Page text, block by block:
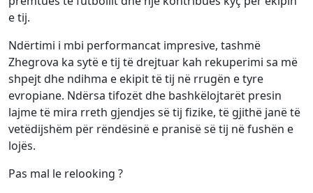
e tij.
Ndërtimi i mbi performancat impresive, tashmë
Zhegrova ka sytë e tij të drejtuar kah rekuperimi sa më
shpejt dhe ndihma e ekipit të tij në rrugën e tyre
evropiane. Ndërsa tifozët dhe bashkëlojtarët presin
lajme të mira rreth gjendjes së tij fizike, të gjithë janë të
vetëdijshëm për rëndësinë e pranisë së tij në fushën e
lojës.
Pas mal le relooking ?